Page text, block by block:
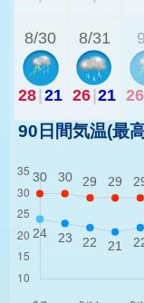
8/30
28|21
8/31
26|21 26
90日間気温(最